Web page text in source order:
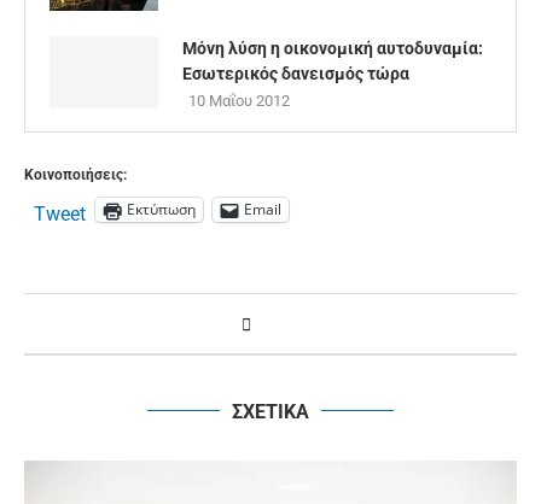
Μόνη λύση η οικονομική αυτοδυναμία:
Εσωτερικός δανεισμός τώρα
10 Μαΐου 2012
Κοινοποιήσεις:
Tweet Εκτύπωση Email
ΣΧΕΤΙΚΑ